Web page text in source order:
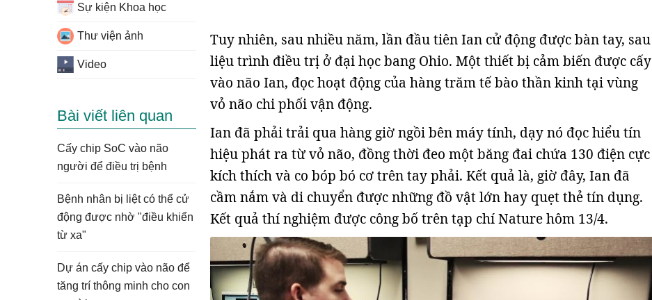
Tuy nhiên, sau nhiều năm, lần đầu tiên Ian cử động được bàn tay, sau
liệu trình điều trị ở đại học bang Ohio. Một thiết bị cảm biến được cấy
vào não Ian, đọc hoạt động của hàng trăm tế bào thần kinh tại vùng
vỏ não chi phối vận động.
Ian đã phải trải qua hàng giờ ngồi bên máy tính, dạy nó đọc hiểu tín
hiệu phát ra từ vỏ não, đồng thời đeo một băng đai chứa 130 điện cực
kích thích và co bóp bó cơ trên tay phải. Kết quả là, giờ đây, Ian đã
cầm nắm và di chuyển được những đồ vật lớn hay quẹt thẻ tín dụng.
Kết quả thí nghiệm được công bố trên tạp chí Nature hôm 13/4.
Sự kiện Khoa học
Thư viện ảnh
Video
Bài viết liên quan
Cấy chip SoC vào não
người để điều trị bệnh
Bệnh nhân bị liệt có thể cử
động được nhờ "điều khiển
từ xa"
Dự án cấy chip vào não để
tăng trí thông minh cho con